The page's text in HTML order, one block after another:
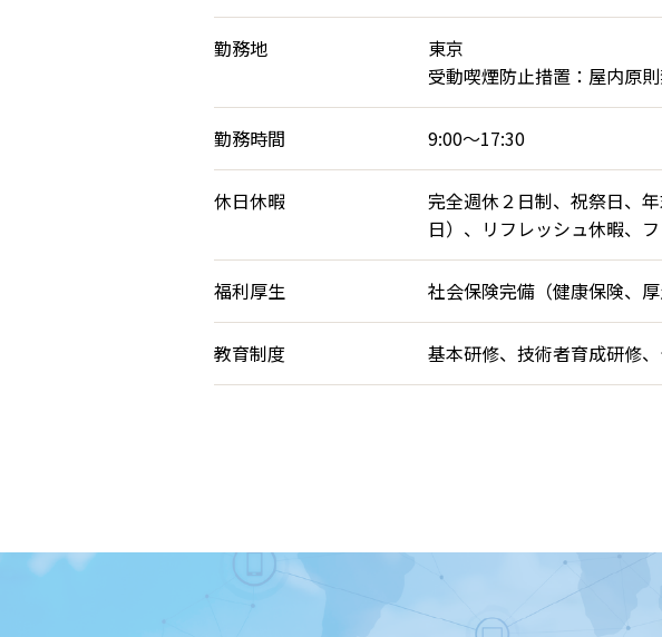
勤務地
東京
受動喫煙防止措置：屋内原
勤務時間 9:00～17:30
休日休暇
完全週休２日制、祝祭日、
日）、リフレッシュ休暇、
福利厚生 社会保険完備（健康保険、
教育制度 基本研修、技術者育成研修